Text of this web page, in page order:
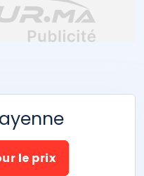
le prix